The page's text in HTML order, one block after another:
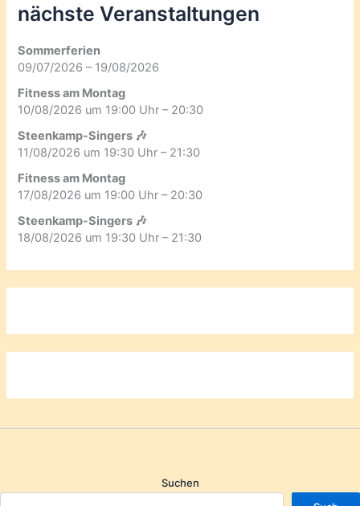
nächste Veranstaltungen
Sommerferien
09/07/2026 – 19/08/2026
Fitness am Montag
10/08/2026 um 19:00 Uhr – 20:30
Steenkamp-Singers 🎶
11/08/2026 um 19:30 Uhr – 21:30
Fitness am Montag
17/08/2026 um 19:00 Uhr – 20:30
Steenkamp-Singers 🎶
18/08/2026 um 19:30 Uhr – 21:30
Suchen